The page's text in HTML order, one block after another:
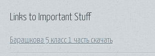
Links to Important Stuff
Барашкова 5 класс 1 часть скачать